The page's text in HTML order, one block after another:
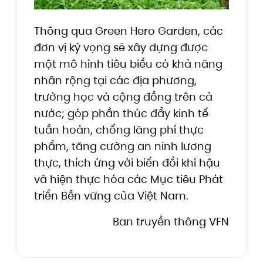
Thông qua Green Hero Garden, các
đơn vị kỳ vọng sẽ xây dựng được
một mô hình tiêu biểu có khả năng
nhân rộng tại các địa phương,
trường học và cộng đồng trên cả
nước; góp phần thúc đẩy kinh tế
tuần hoàn, chống lãng phí thực
phẩm, tăng cường an ninh lương
thực, thích ứng với biến đổi khí hậu
và hiện thực hóa các Mục tiêu Phát
triển Bền vững của Việt Nam.
Ban truyền thông VFN